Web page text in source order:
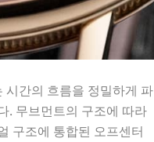
시간의 흐름을 정밀하게 파
. 무브먼트의 구조에 따라
구조에 통합된 오프센터